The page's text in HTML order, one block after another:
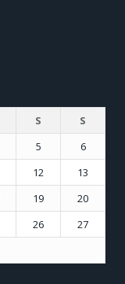
S
S
5
6
12
13
19
20
26
27